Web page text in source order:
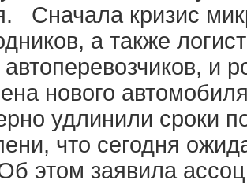
Сначала кризис
а также
автоперевозчиков, и
нового
удлинили сроки
что сегодня
этом заявила